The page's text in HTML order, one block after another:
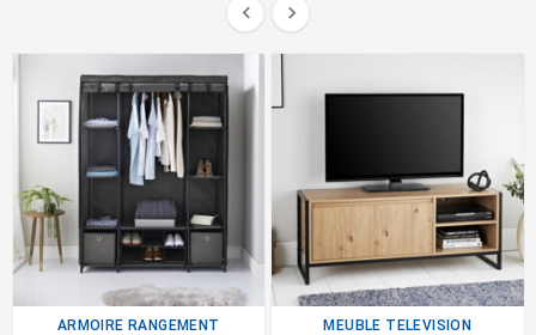
 
ARMOIRE RANGEMENT MEUBLE TELEVISION